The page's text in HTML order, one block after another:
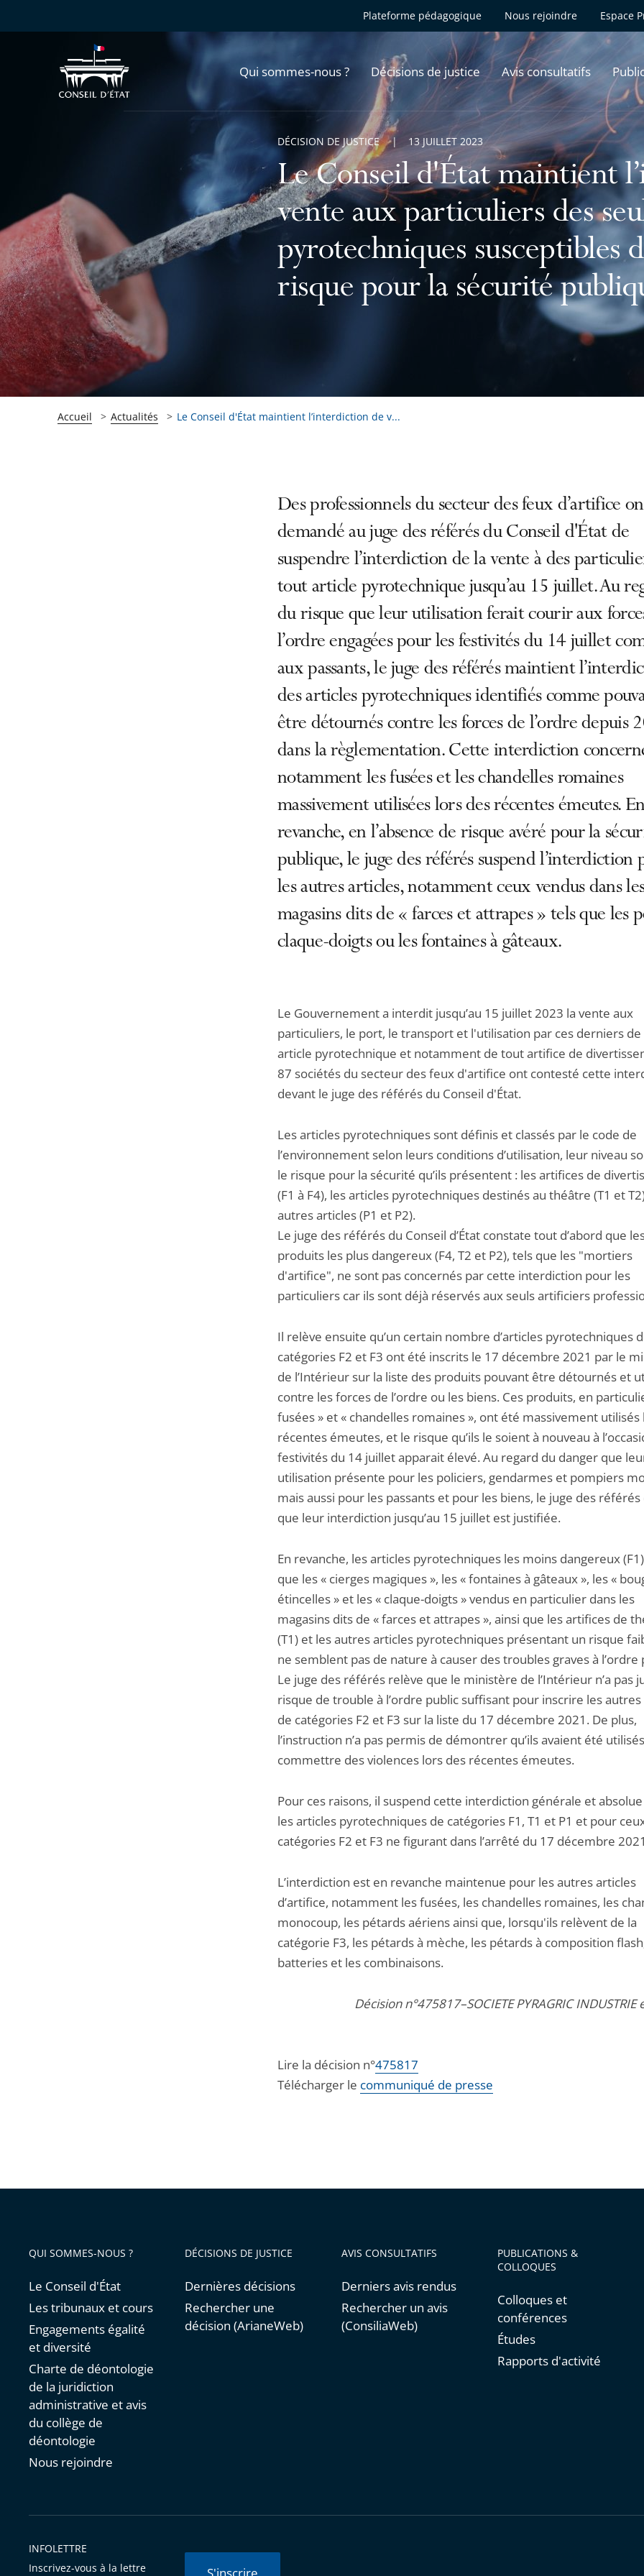
Plateforme pédagogique Nous rejoindre Espace
Qui sommes-nous ? Décisions de justice Avis consultatifs
Le Conseil d'État maintient
vente aux particuliers des
pyrotechniques susceptibles
risque pour la sécurité
DÉCISION DE JUSTICE 13 JUILLET 2023
Accueil Actualités Le Conseil d'État maintient l’interdiction de v...
Des professionnels du secteur des feux d’artifice
demandé au juge des référés du Conseil d'État de
suspendre l’interdiction de la vente à des
tout article pyrotechnique jusqu’au 15 juillet. Au
du risque que leur utilisation ferait courir aux
l’ordre engagées pour les festivités du 14 juillet
aux passants, le juge des référés maintient
des articles pyrotechniques identifiés comme
être détournés contre les forces de l’ordre depuis
dans la règlementation. Cette interdiction
notamment les fusées et les chandelles romaines
massivement utilisées lors des récentes émeutes.
revanche, en l’absence de risque avéré pour la
publique, le juge des référés suspend l’interdiction
les autres articles, notamment ceux vendus dans
magasins dits de « farces et attrapes » tels que les
claque-doigts ou les fontaines à gâteaux.
Le Gouvernement a interdit jusqu’au 15 juillet 2023 la vente aux
particuliers, le port, le transport et l'utilisation par ces derniers
article pyrotechnique et notamment de tout artifice de
87 sociétés du secteur des feux d'artifice ont contesté cette
devant le juge des référés du Conseil d'État.
Les articles pyrotechniques sont définis et classés par le code de
l’environnement selon leurs conditions d’utilisation, leur niveau
le risque pour la sécurité qu’ils présentent : les artifices de
(F1 à F4), les articles pyrotechniques destinés au théâtre (T1 et
autres articles (P1 et P2).
Le juge des référés du Conseil d’État constate tout d’abord que
produits les plus dangereux (F4, T2 et P2), tels que les "mortiers
d'artifice", ne sont pas concernés par cette interdiction pour les
particuliers car ils sont déjà réservés aux seuls artificiers
Il relève ensuite qu’un certain nombre d’articles pyrotechniques
catégories F2 et F3 ont été inscrits le 17 décembre 2021 par le
de l’Intérieur sur la liste des produits pouvant être détournés et
contre les forces de l’ordre ou les biens. Ces produits, en
fusées » et « chandelles romaines », ont été massivement utilisés
récentes émeutes, et le risque qu’ils le soient à nouveau à
festivités du 14 juillet apparait élevé. Au regard du danger que
utilisation présente pour les policiers, gendarmes et pompiers
mais aussi pour les passants et pour les biens, le juge des
que leur interdiction jusqu’au 15 juillet est justifiée.
En revanche, les articles pyrotechniques les moins dangereux
que les « cierges magiques », les « fontaines à gâteaux », les «
étincelles » et les « claque-doigts » vendus en particulier dans les
magasins dits de « farces et attrapes », ainsi que les artifices de
(T1) et les autres articles pyrotechniques présentant un risque
ne semblent pas de nature à causer des troubles graves à l’ordre
Le juge des référés relève que le ministère de l’Intérieur n’a pas
risque de trouble à l’ordre public suffisant pour inscrire les
de catégories F2 et F3 sur la liste du 17 décembre 2021. De plus,
l’instruction n’a pas permis de démontrer qu’ils avaient été
commettre des violences lors des récentes émeutes.
Pour ces raisons, il suspend cette interdiction générale et
les articles pyrotechniques de catégories F1, T1 et P1 et pour
catégories F2 et F3 ne figurant dans l’arrêté du 17 décembre
L’interdiction est en revanche maintenue pour les autres articles
d’artifice, notamment les fusées, les chandelles romaines, les
monocoup, les pétards aériens ainsi que, lorsqu'ils relèvent de la
catégorie F3, les pétards à mèche, les pétards à composition
batteries et les combinaisons.
Décision n°475817–SOCIETE PYRAGRIC
Lire la décision n°475817
Télécharger le communiqué de presse
QUI SOMMES-NOUS ?
Le Conseil d'État
Les tribunaux et cours
Engagements égalité
et diversité
Charte de déontologie
de la juridiction
administrative et avis
du collège de
déontologie
Nous rejoindre
DÉCISIONS DE JUSTICE
Dernières décisions
Rechercher une
décision (ArianeWeb)
AVIS CONSULTATIFS
Derniers avis rendus
Rechercher un avis
(ConsiliaWeb)
PUBLICATIONS &
COLLOQUES
Colloques et
conférences
Études
Rapports d'activité
INFOLETTRE
Inscrivez-vous à la lettre